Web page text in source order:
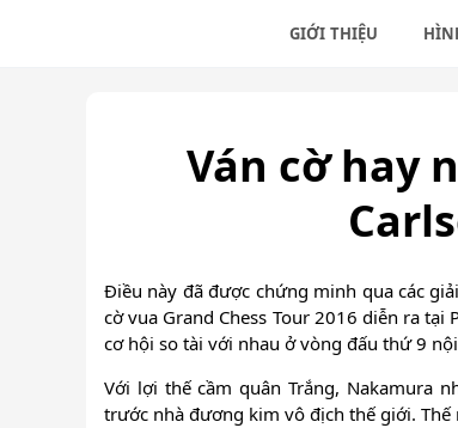
GIỚI THIỆU
Ván cờ hay
Điều này đã được chứng minh qua các
cờ vua Grand Chess Tour 2016 diễn ra
cơ hội so tài với nhau ở vòng đấu thứ 9
Với lợi thế cầm quân Trắng, Nakamura
trước nhà đương kim vô địch thế giới.